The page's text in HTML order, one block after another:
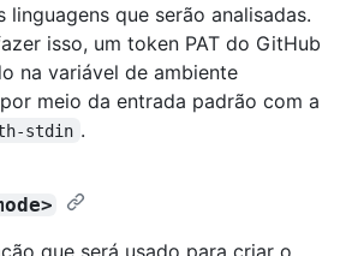
linguagens que serão analisadas.
isso, um token PAT do GitHub
na variável de ambiente
por meio da entrada padrão com a
stdin .
que será usado para criar o